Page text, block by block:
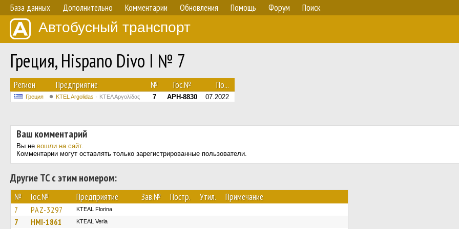
База данных Дополнительно Комментарии Обновления Помощь Форум Поиск
Автобусный транспорт
Греция, Hispano Divo I № 7
Регион Предприятие № Гос.№ По...
Греция KTEL Argolidas ΚΤΕΛ Αργολίδας 7 APH-8830 07.2022
Ваш комментарий
Вы не вошли на сайт.
Комментарии могут оставлять только зарегистрированные пользователи.
Другие ТС с этим номером:
№ Гос.№ Предприятие Зав.№ Постр. Утил. Примечание
7 PAZ-3297 KTEAL Florina
7 HMI-1861 KTEAL Veria